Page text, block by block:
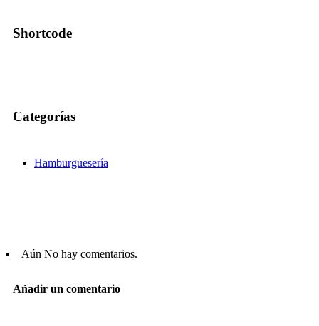
Shortcode
Categorías
Hamburguesería
Aún No hay comentarios.
Añadir un comentario